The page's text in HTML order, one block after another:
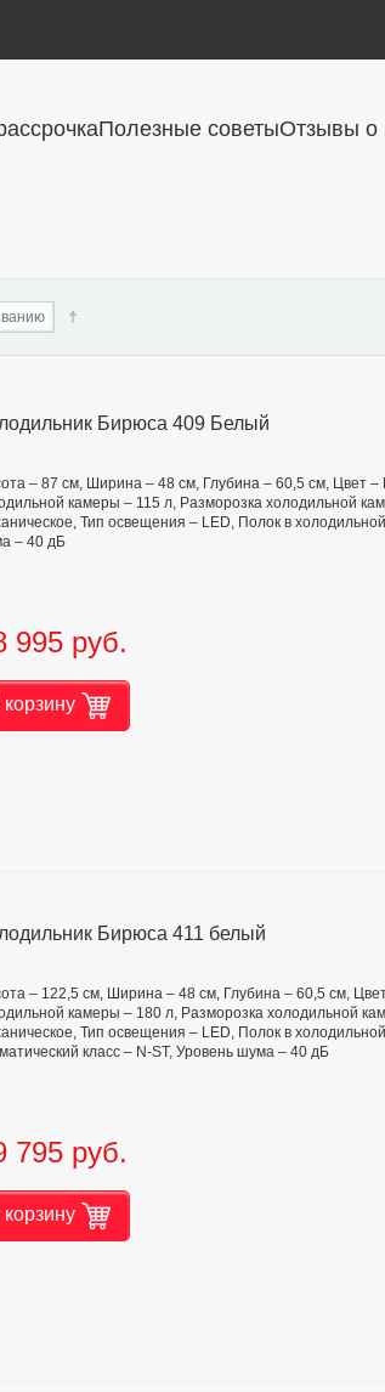
Полезные советыОтзывы о
Бирюса 409 Белый
– 87 см, Ширина – 48 см, Глубина – 60,5 см, Цвет
камеры – 115 л, Разморозка холодильной
Тип освещения – LED, Полок в
– 40 дБ
995 руб.
корзину
Бирюса 411 белый
– 122,5 см, Ширина – 48 см, Глубина – 60,5 см,
камеры – 180 л, Разморозка холодильной
Тип освещения – LED, Полок в
класс – N-ST, Уровень шума – 40 дБ
795 руб.
корзину